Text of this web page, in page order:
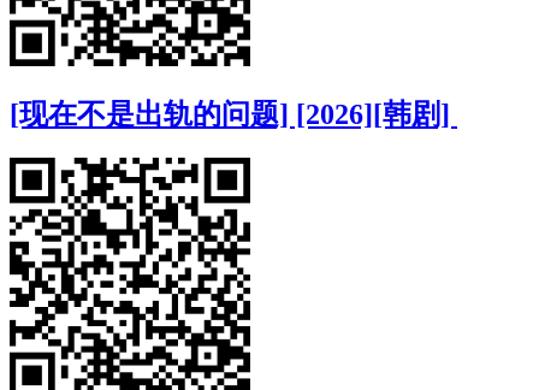
[现在不是出轨的问题] [2026][韩剧]